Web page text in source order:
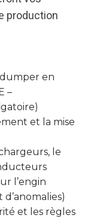
production
en
–
et la mise
le
l’engin
et les règles